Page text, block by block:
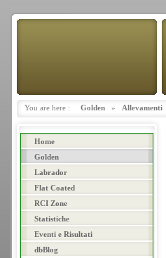
You are here : Golden » Allevamenti
Home
Golden
Labrador
Flat Coated
RCI Zone
Statistiche
Eventi e Risultati
dbBlog